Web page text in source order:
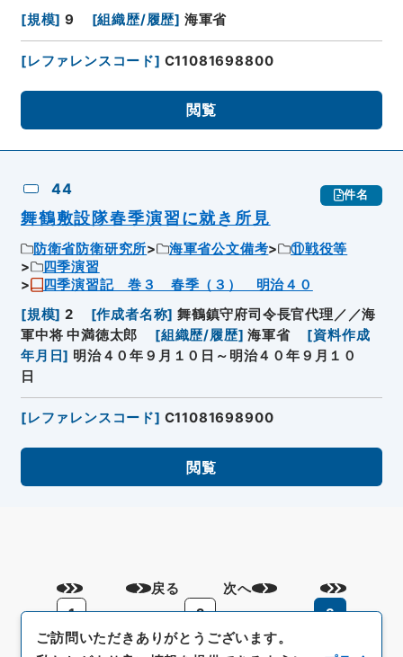
[規模] 9 [組織歴/履歴] 海軍省
[レファレンスコード] C11081698800
閲覧
44 件名
舞鶴敷設隊春季演習に就き所見
防衛省防衛研究所 海軍省公文備考
⑪戦役等
四季演習
四季演習記 巻３ 春季（３） 明治４０
[規模] 2 [作成者名称] 舞鶴鎮守府司令長官代理／／海
軍中将 中満徳太郎
[組織歴/履歴] 海軍省 [資料作成
年月日] 明治４０年９月１０日～明治４０年９月１０
日
[レファレンスコード] C11081698900
閲覧
戻る
1
2 3
次へ
ご訪問いただきありがとうございます。